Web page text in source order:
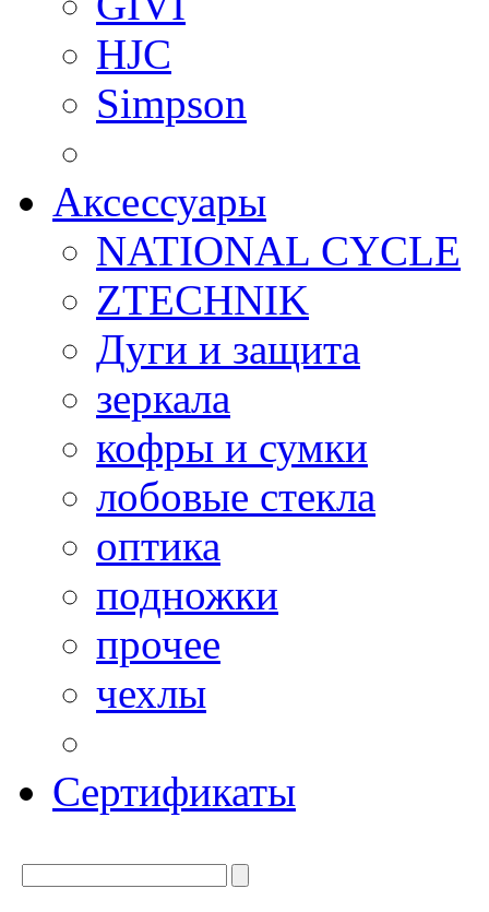
HJC
Simpson
Аксессуары
NATIONAL CYCLE
ZTECHNIK
Дуги и защита
зеркала
кофры и сумки
лобовые стекла
оптика
подножки
прочее
чехлы
Сертификаты